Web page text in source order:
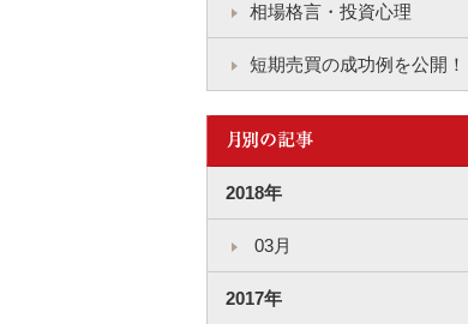
相場格言・投資心理
短期売買の成功例を公開！
2018年
03月
2017年